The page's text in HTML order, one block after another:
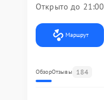
Открыто до 21:00
Маршрут
ОбзорОтзывы 184